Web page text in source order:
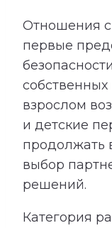
Отношения
первые
взрослом
и детские
продолжать
выбор
решений.
Категория